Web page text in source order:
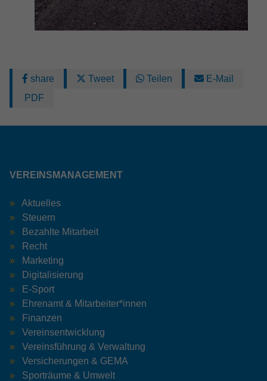
share Tweet Teilen
E-Mail
PDF
VEREINSMANAGEMENT
Aktuelles
Steuern
Bezahlte Mitarbeit
Recht
Marketing
Digitalisierung
E-Sport
Ehrenamt & Mitarbeiter*innen
Finanzen
Vereinsentwicklung
Vereinsführung & Verwaltung
Versicherungen & GEMA
Sporträume & Umwelt